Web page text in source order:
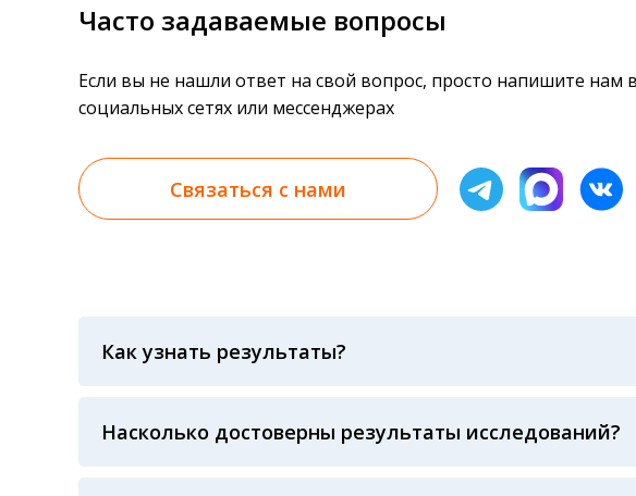
Часто задаваемые вопросы
Если вы не нашли ответ на свой вопрос, просто напишите нам в
социальных сетях или мессенджерах
Связаться с нами
Как узнать результаты?
анализов при предъявлении паспорта или чека об оплате
Насколько достоверны результаты исследований?
Гарантия качества лабораторных тестов обеспечивается